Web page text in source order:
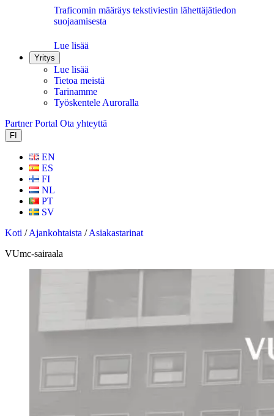
Traficomin määräys tekstiviestin lähettäjätiedon
suojaamisesta
Lue lisää
Yritys
Lue lisää
Tietoa meistä
Tarinamme
Työskentele Auroralla
Partner Portal Ota yhteyttä
FI
EN
ES
FI
NL
PT
SV
Koti /Ajankohtaista /Asiakastarinat
VUmc-sairaala